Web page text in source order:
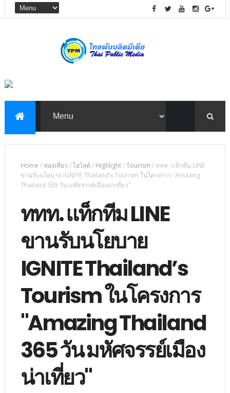
Home /ท่องเที่ยว /ไฮไลท์ / Highlight/Tourism /ททท. แท็กทีม LINE
ขานรับนโยบาย IGNITE Thailand’s Tourism ในโครงการ "Amazing
Thailand 365 วัน มหัศจรรย์เมืองน่าเที่ยว"
ททท. แท็กทีม LINE
ขานรับนโยบาย
IGNITE Thailand’s
Tourism ในโครงการ
"Amazing Thailand
365 วัน มหัศจรรย์เมือง
น่าเที่ยว"